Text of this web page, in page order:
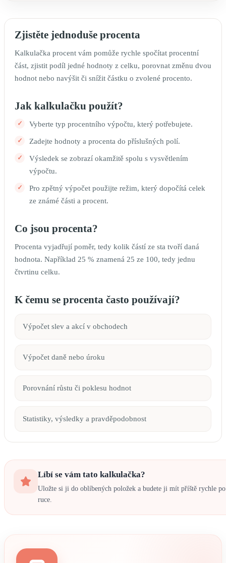
Zjistěte jednoduše procenta
Kalkulačka procent vám pomůže rychle spočítat procentní
část, zjistit podíl jedné hodnoty z celku, porovnat změnu dvou
hodnot nebo navýšit či snížit částku o zvolené procento.
Jak kalkulačku použít?
Vyberte typ procentního výpočtu, který potřebujete.
Zadejte hodnoty a procenta do příslušných polí.
Výsledek se zobrazí okamžitě spolu s vysvětlením
výpočtu.
Pro zpětný výpočet použijte režim, který dopočítá celek
ze známé části a procent.
Co jsou procenta?
Procenta vyjadřují poměr, tedy kolik částí ze sta tvoří daná
hodnota. Například 25 % znamená 25 ze 100, tedy jednu
čtvrtinu celku.
K čemu se procenta často používají?
Výpočet slev a akcí v obchodech
Výpočet daně nebo úroku
Porovnání růstu či poklesu hodnot
Statistiky, výsledky a pravděpodobnost
Líbí se vám tato kalkulačka?
Uložte si ji do oblíbených položek a budete ji mít příště rychle po
ruce.